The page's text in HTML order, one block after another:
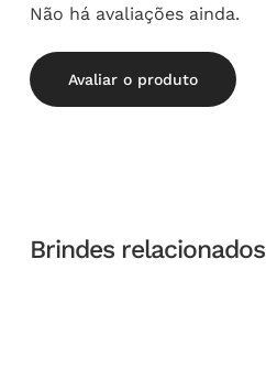
Não há avaliações ainda.
Avaliar o produto
Brindes relacionados